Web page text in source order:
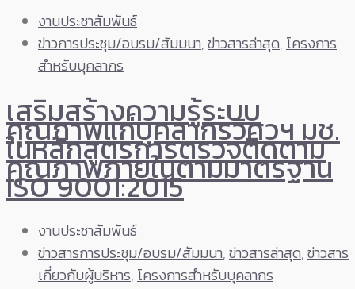
งานประชาสัมพันธ์
ข่าวการประชุม/อบรม/สัมมนา,ข่าวสารล่าสุด, โครงการ
สำหรับบุคลากร
เสริมสร้างความรู้ระบบ
คุณภาพแก่บุคลากรวิศวฯ มช.
ในหลักสูตรการตรวจติดตาม
คุณภาพภายในตามมาตรฐาน
ISO 9001:2015
งานประชาสัมพันธ์
ข่าวสารการประชุม/อบรม/สัมมนา,ข่าวสารล่าสุด,ข่าวสาร
เกี่ยวกับผู้บริหาร, โครงการสำหรับบุคลากร